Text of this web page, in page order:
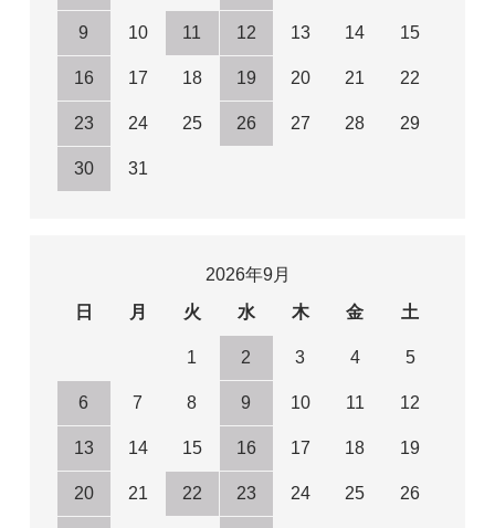
9 10 11 12 13 14 15
16 17 18 19 20 21 22
23 24 25 26 27 28 29
30 31
2026年9月
日
月 火 水 木 金 土
1 2 3 4 5
6 7 8 9 10 11 12
13 14 15 16 17 18 19
20 21 22 23 24 25 26